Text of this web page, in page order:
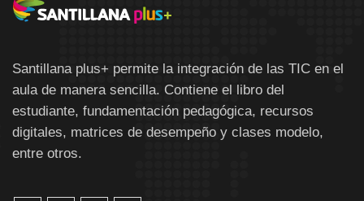
Santillana plus+ permite la integración de las TIC en el
aula de manera sencilla. Contiene el libro del
estudiante, fundamentación pedagógica, recursos
digitales, matrices de desempeño y clases modelo,
entre otros.